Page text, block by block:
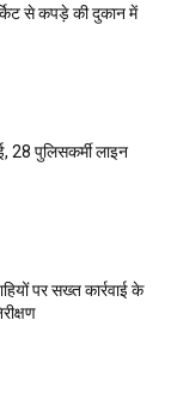
से कपड़े की दुकान में
28 पुलिसकर्मी लाइन
पर सख्त कार्रवाई के